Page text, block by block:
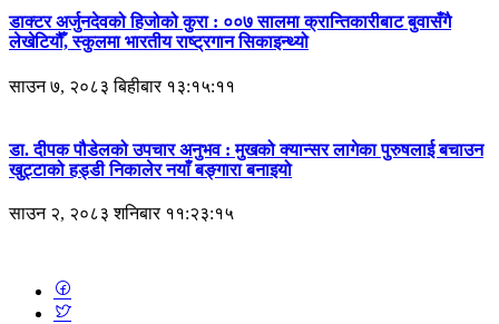
डाक्टर अर्जुनदेवको हिजोको कुरा : ००७ सालमा क्रान्तिकारीबाट बुवासँगै
लेखेटियौँ, स्कुलमा भारतीय राष्ट्रगान सिकाइन्थ्यो
साउन ७, २०८३ बिहीबार १३:१५:११
डा. दीपक पौडेलको उपचार अनुभव : मुखको क्यान्सर लागेका पुरुषलाई बचाउन
खुट्टाको हड्डी निकालेर नयाँ बङ्गारा बनाइयो
साउन २, २०८३ शनिबार ११:२३:१५